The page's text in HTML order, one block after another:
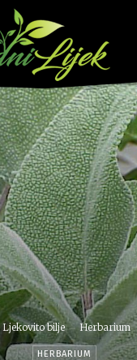
Ljekovito bilje Herbarium
HERBARIUM